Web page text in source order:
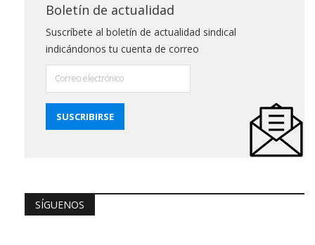
Boletín de actualidad
Suscríbete al boletín de actualidad sindical
indicándonos tu cuenta de correo
SÍGUENOS